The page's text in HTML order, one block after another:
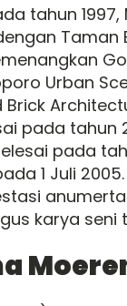
tahun
Taman
Urban
pada tahun
pada
1 Juli
karya seni